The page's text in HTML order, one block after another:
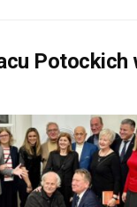
Potockich